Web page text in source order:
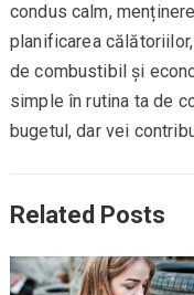
condus calm,
planificarea
de combustibil și
simple în rutina ta de
bugetul, dar vei
Related Posts